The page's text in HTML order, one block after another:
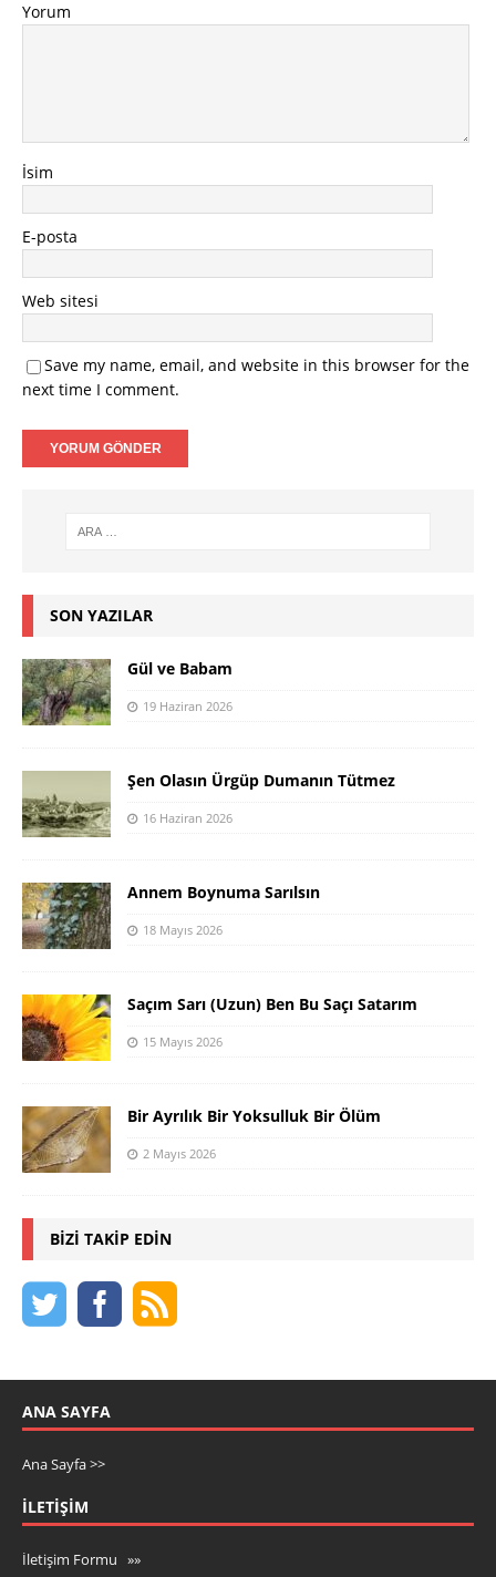
Yorum
İsim
E-posta
Web sitesi
Save my name, email, and website in this browser for the
next time I comment.
SON YAZILAR
Gül ve Babam
19 Haziran 2026
Şen Olasın Ürgüp Dumanın Tütmez
16 Haziran 2026
Annem Boynuma Sarılsın
18 Mayıs 2026
Saçım Sarı (Uzun) Ben Bu Saçı Satarım
15 Mayıs 2026
Bir Ayrılık Bir Yoksulluk Bir Ölüm
2 Mayıs 2026
BIZI TAKIP EDIN
ANA SAYFA
Ana Sayfa >>
İLETIŞIM
İletişim Formu »»